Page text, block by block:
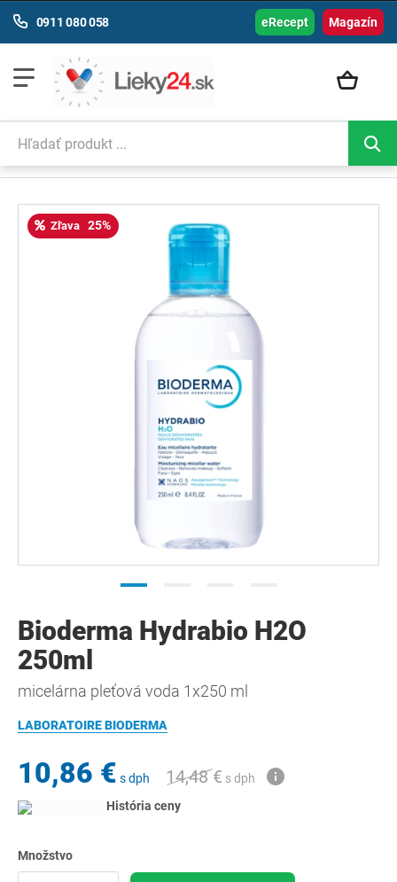
Magazín
0911 080 058 eRecept
Zľava 25%
Bioderma Hydrabio H2O
250ml
micelárna pleťová voda 1x250 ml
LABORATOIRE BIODERMA
10,86 € s dph 14,48 € s dph
História ceny
Množstvo